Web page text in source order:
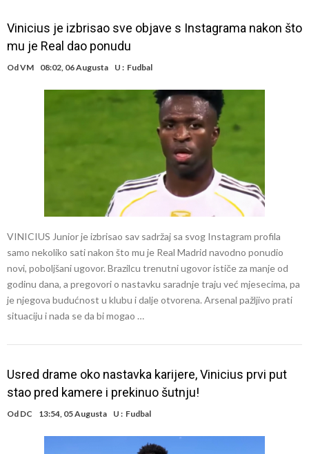
Vinicius je izbrisao sve objave s Instagrama nakon što
mu je Real dao ponudu
OdVM 08:02, 06 Augusta U : Fudbal
VINICIUS Junior je izbrisao sav sadržaj sa svog Instagram profila
samo nekoliko sati nakon što mu je Real Madrid navodno ponudio
novi, poboljšani ugovor. Brazilcu trenutni ugovor ističe za manje od
godinu dana, a pregovori o nastavku saradnje traju već mjesecima, pa
je njegova budućnost u klubu i dalje otvorena. Arsenal pažljivo prati
situaciju i nada se da bi mogao …
Usred drame oko nastavka karijere, Vinicius prvi put
stao pred kamere i prekinuo šutnju!
Od DC 13:54, 05 Augusta U : Fudbal